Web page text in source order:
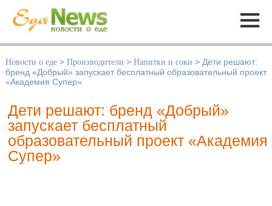
Меню
Новости о еде > Производители > Напитки и соки > Дети решают:
бренд «Добрый» запускает бесплатный образовательный проект
«Академия Супер»
Дети решают: бренд «Добрый»
запускает бесплатный
образовательный проект «Академия
Супер»